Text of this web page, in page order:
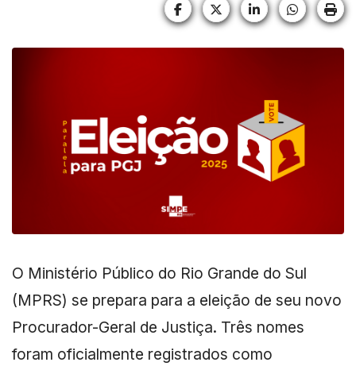
FacebookX (formerly Twitter)
LinkedIn
O Ministério Público do Rio Grande do Sul
(MPRS) se prepara para a eleição de seu novo
Procurador-Geral de Justiça. Três nomes
foram oficialmente registrados como